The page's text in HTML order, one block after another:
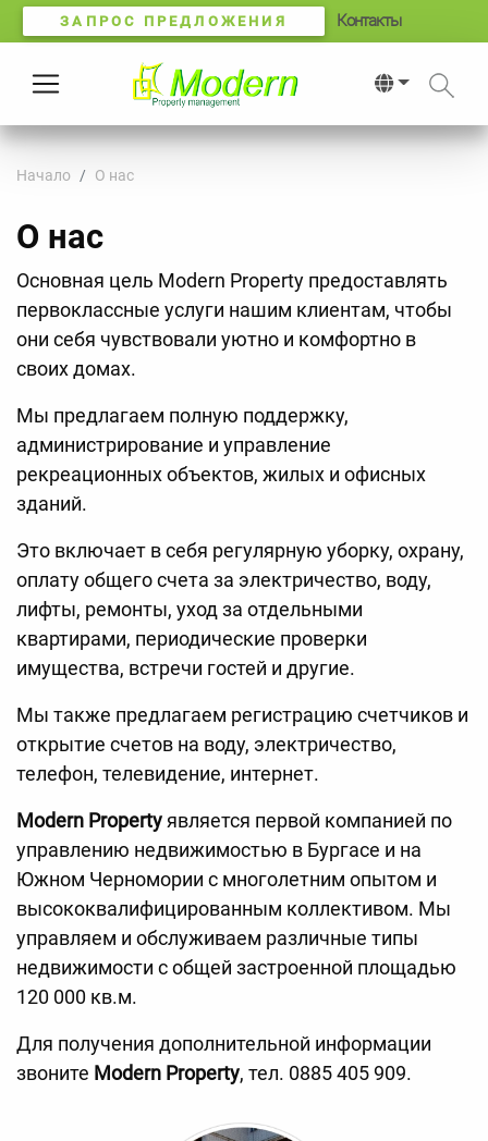
ЗАПРОС ПРЕДЛОЖЕНИЯ Контакты
Начало О нас
О нас
Основная цель Modern Property предоставлять
первоклассные услуги нашим клиентам, чтобы
они себя чувствовали уютно и комфортно в
своих домах.
Мы предлагаем полную поддержку,
администрирование и управление
рекреационных объектов, жилых и офисных
зданий.
Это включает в себя регулярную уборку, охрану,
оплату общего счета за электричество, воду,
лифты, ремонты, уход за отдельными
квартирами, периодические проверки
имущества, встречи гостей и другие.
Мы также предлагаем регистрацию счетчиков и
открытие счетов на воду, электричество,
телефон, телевидение, интернет.
Modern Property является первой компанией по
управлению недвижимостью в Бургасе и на
Южном Черномории с многолетним опытом и
высококвалифицированным коллективом. Мы
управляем и обслуживаем различные типы
недвижимости с общей застроенной площадью
120 000 кв.м.
Для получения дополнительной информации
звоните Modern Property, тел. 0885 405 909.